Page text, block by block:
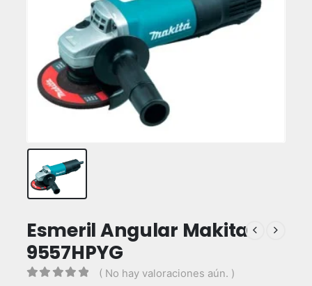
Esmeril Angular Makita
9557HPYG
( No hay valoraciones aún. )